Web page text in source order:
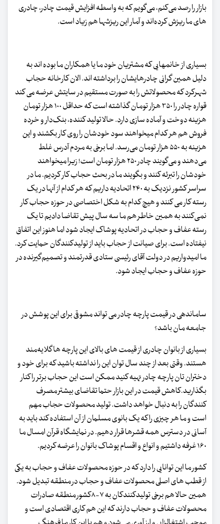
بازار را رصد می‌کنم، می‌گویم که به واسطه افزایش قیمت چادر، چادری
های ما ریزش کرده‌اند و آمار این ریزشها هم زیاد است.
بسیاری از خانمهایی که مشتریان خود ما یا همکاران ما بوده اند به
دلیل همین گرانی چادرهایشان را برداشته اند. الان کارخانه حجاب
شهرکرد که محصولاتش را به صورت مستقیم در سایتش عرضه می کند
قواره چادر را ۳۵۰ هزار تومان گذاشته است که حداقل ۱۰۰ هزار تومان
هزینه دوخت و آماده سازی دارد. حالا تولید کننده، بنک‌دار و خرده
فروش هم هر کدام میخواهند سود خودشان را روی کار بکشند و این
هزینه به ۵۵۰ هزار تومان می‌رسد. اما برخی به مردم آدرس غلط
می‌دهند و می‌گویند چادر ۲۵۰ هزار تومان است! زیرا میخواهند
خودشان را تبرئه کنند و بگویند ما در بحث حجاب کار کردیم. ما در
سراسر کشور نزدیک به ۲۴۰ اتحادیه داریم که هر کدام از آنها در یک
رسته کار می کنند و هیچ کدام به شکل اختصاصی در حوزه حجاب کار
نمی‌کنند به همین خاطر هم ما سه سال پیش تقاضا دادیم تا یک
رسته عفاف و حجاب در اتحادیه پوشاک ایجاد شود اما هنوز این اتفاق
نیفتاده است. برای صیانت از حجاب باید از تولیدکنندگان حمایت کرد.
ما امیدواریم در دولت آقای رئیسی ستادی قدرتمند و تصمیم‌گیرنده در
حوزه عفاف و حجاب ایجاد شود.
ساماندهی در قیمت پارچه چادر می تواند مشوقی برای این پوشش در
جامعه مان باشد؟
بسیاری از بانوان چادری از قیمت های بالای این پارچه ها گلایه‌مند
هستند. وقتی بعد از چند سال توان این را نداشته باشید که برای خود و
دختران تان پارچه چادر تهیه کنید ممکن است این حجاب برتر را کنار
بگذارید.کاهش قیمت در این بازار حتما تقاضای بیشتر مصرف
کنندگان را به دنبال خواهد داشت. تولید محصولات حجاب مهم
است و ما هر چیزی را که یک بانوی مسلمان از آن استفاده کند باید به
آسانی در دسترس همه قشرها قرار دهیم. در نمایشگاه قرآن امسال ما
۱۶۰ غرفه داشتیم و انواع و اقسام پوشاک بانوان را عرضه کردیم.
کشور ما این توانایی را دارد که در حوزه محصولات عفاف و حجاب به یکی
از قطب های اصلی محصولات عفاف و حجاب در منطقه تبدیل شود.
همین حالا هم برخی تولیدکنندکان به ۷-۸کشور منطقه صادرات
محصولات عفاف و حجاب دارند که این هم کاری اقتصادی است و